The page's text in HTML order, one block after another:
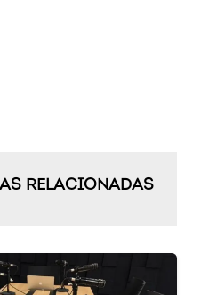
RELACIONADAS